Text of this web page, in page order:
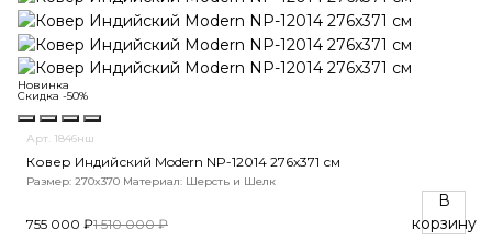
Новинка
Скидка -50%
Арт. 1846нш
Ковер Индийский Modern NP-12014 276x371 см
Размер: 270x370 Материал: Шерсть и Шелк
755 000 ₽1 510 000 ₽
В
корзину